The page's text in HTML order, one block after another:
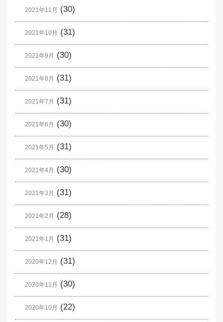
2021年11月 (30)
2021年10月 (31)
2021年9月 (30)
2021年8月 (31)
2021年7月 (31)
2021年6月 (30)
2021年5月 (31)
2021年4月 (30)
2021年3月 (31)
2021年2月 (28)
2021年1月 (31)
2020年12月 (31)
2020年11月 (30)
2020年10月 (22)